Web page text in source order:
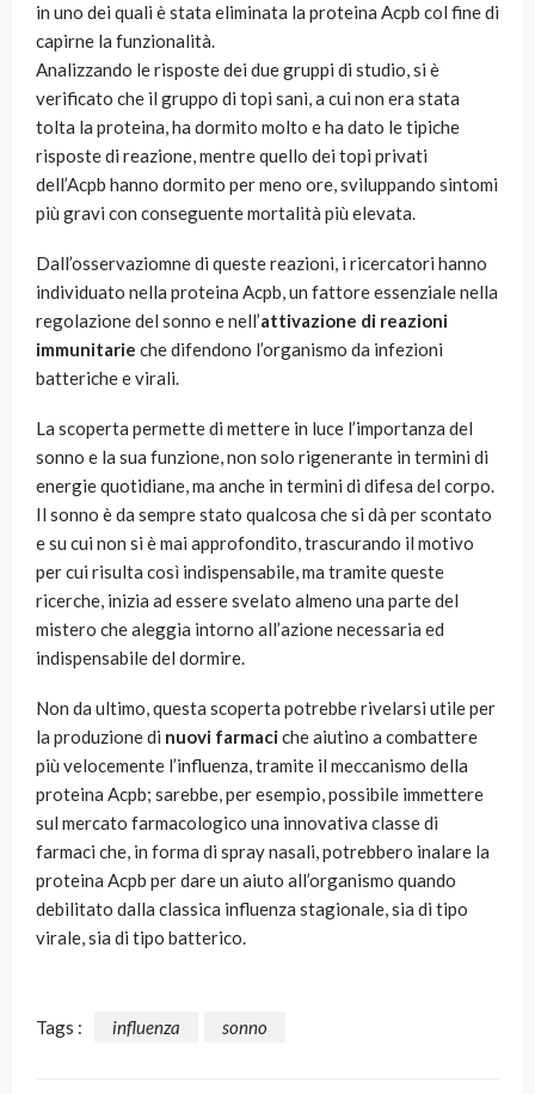
in uno dei quali è stata eliminata la proteina Acpb col fine di
capirne la funzionalità.
Analizzando le risposte dei due gruppi di studio, si è
verificato che il gruppo di topi sani, a cui non era stata
tolta la proteina, ha dormito molto e ha dato le tipiche
risposte di reazione, mentre quello dei topi privati
dell’Acpb hanno dormito per meno ore, sviluppando sintomi
più gravi con conseguente mortalità più elevata.
Dall’osservaziomne di queste reazioni, i ricercatori hanno
individuato nella proteina Acpb, un fattore essenziale nella
regolazione del sonno e nell’attivazione di reazioni
immunitarie che difendono l’organismo da infezioni
batteriche e virali.
La scoperta permette di mettere in luce l’importanza del
sonno e la sua funzione, non solo rigenerante in termini di
energie quotidiane, ma anche in termini di difesa del corpo.
Il sonno è da sempre stato qualcosa che si dà per scontato
e su cui non si è mai approfondito, trascurando il motivo
per cui risulta così indispensabile, ma tramite queste
ricerche, inizia ad essere svelato almeno una parte del
mistero che aleggia intorno all’azione necessaria ed
indispensabile del dormire.
Non da ultimo, questa scoperta potrebbe rivelarsi utile per
la produzione di nuovi farmaciche aiutino a combattere
più velocemente l’influenza, tramite il meccanismo della
proteina Acpb; sarebbe, per esempio, possibile immettere
sul mercato farmacologico una innovativa classe di
farmaci che, in forma di spray nasali, potrebbero inalare la
proteina Acpb per dare un aiuto all’organismo quando
debilitato dalla classica influenza stagionale, sia di tipo
virale, sia di tipo batterico.
Tags : influenza sonno